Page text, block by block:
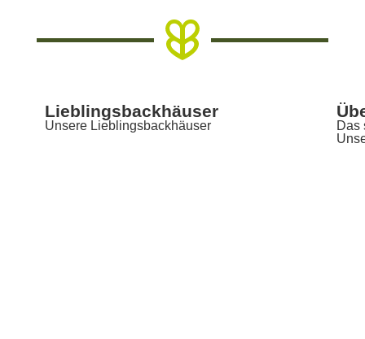
Lieblingsbackhäuser
Unsere Lieblingsbackhäuser
Das